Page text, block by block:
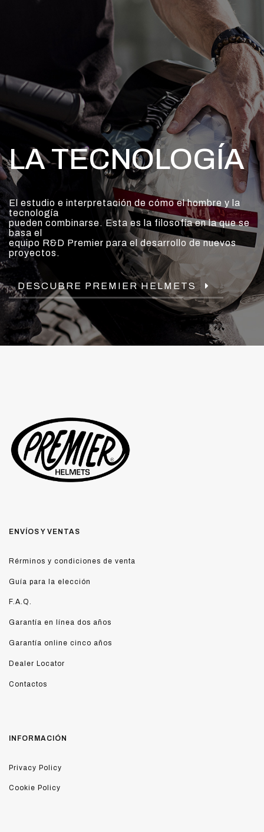
LA TECNOLOGÍA
El estudio e interpretación de cómo el hombre y la
tecnología
pueden combinarse. Esta es la filosofía en la que se
basa el
equipo R&D Premier para el desarrollo de nuevos
proyectos.
DESCUBRE PREMIER HELMETS
ENVÍOS Y VENTAS
Rérminos y condiciones de venta
Guía para la elección
F.A.Q.
Garantía en línea dos años
Garantía online cinco años
Dealer Locator
Contactos
INFORMACIÓN
Privacy Policy
Cookie Policy